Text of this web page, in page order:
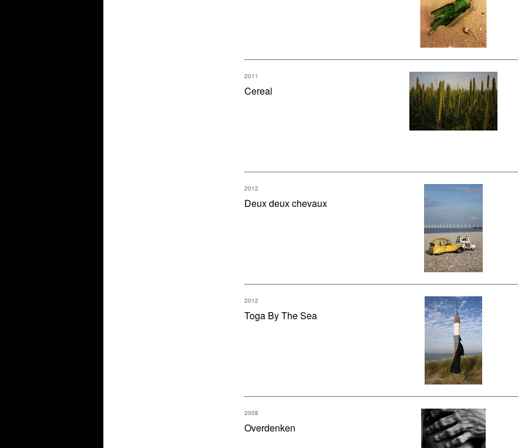
Cereal
2011
Deux deux chevaux
2012
Toga By The Sea
2012
Overdenken
2008